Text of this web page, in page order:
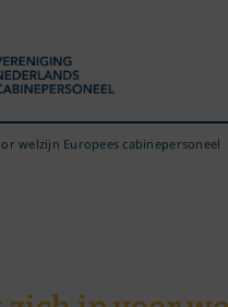
welzijn Europees cabinepersoneel